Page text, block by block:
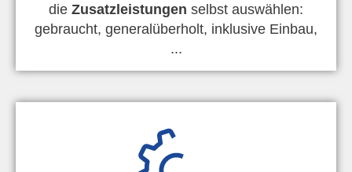
die Zusatzleistungen selbst auswählen:
gebraucht, generalüberholt, inklusive Einbau,
...